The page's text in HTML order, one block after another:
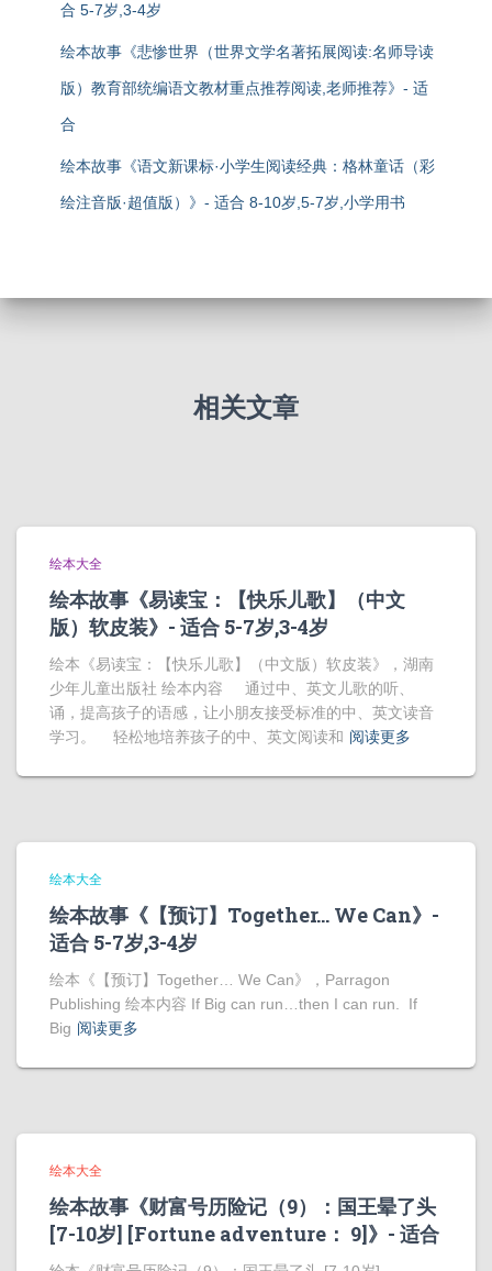
合 5-7岁,3-4岁
绘本故事《悲惨世界（世界文学名著拓展阅读:名师导读
版）教育部统编语文教材重点推荐阅读,老师推荐》- 适
合
绘本故事《语文新课标·小学生阅读经典：格林童话（彩
绘注音版·超值版）》- 适合 8-10岁,5-7岁,小学用书
相关文章
绘本大全
绘本故事《易读宝：【快乐儿歌】（中文
版）软皮装》- 适合 5-7岁,3-4岁
绘本《易读宝：【快乐儿歌】（中文版）软皮装》，湖南
少年儿童出版社 绘本内容 通过中、英文儿歌的听、
诵，提高孩子的语感，让小朋友接受标准的中、英文读音
学习。 轻松地培养孩子的中、英文阅读和 阅读更多
绘本大全
绘本故事《【预订】Together… We Can》-
适合 5-7岁,3-4岁
绘本《【预订】Together… We Can》，Parragon
Publishing 绘本内容 If Big can run…then I can run. If
Big 阅读更多
绘本大全
绘本故事《财富号历险记（9）：国王晕了头
[7-10岁] [Fortune adventure： 9]》- 适合